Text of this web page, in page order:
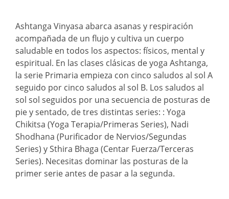
Ashtanga Vinyasa abarca asanas y respiración
acompañada de un flujo y cultiva un cuerpo
saludable en todos los aspectos: físicos, mental y
espiritual. En las clases clásicas de yoga Ashtanga,
la serie Primaria empieza con cinco saludos al sol A
seguido por cinco saludos al sol B. Los saludos al
sol sol seguidos por una secuencia de posturas de
pie y sentado, de tres distintas series: : Yoga
Chikitsa (Yoga Terapia/Primeras Series), Nadi
Shodhana (Purificador de Nervios/Segundas
Series) y Sthira Bhaga (Centar Fuerza/Terceras
Series). Necesitas dominar las posturas de la
primer serie antes de pasar a la segunda.